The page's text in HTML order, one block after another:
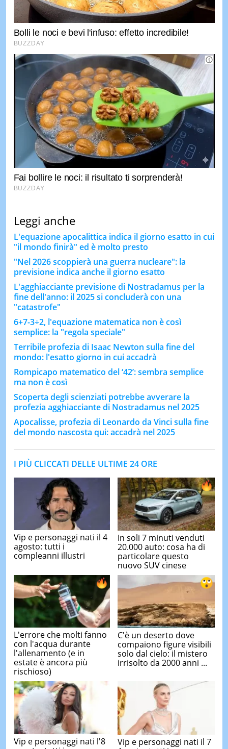
Leggi anche
L'equazione apocalittica indica il giorno esatto in cui
"il mondo finirà" ed è molto presto
"Nel 2026 scoppierà una guerra nucleare": la
previsione indica anche il giorno esatto
L'agghiacciante previsione di Nostradamus per la
fine dell'anno: il 2025 si concluderà con una
"catastrofe"
6+7-3÷2, l'equazione matematica non è così
semplice: la "regola speciale"
Terribile profezia di Isaac Newton sulla fine del
mondo: l'esatto giorno in cui accadrà
Rompicapo matematico del ‘42’: sembra semplice
ma non è così
Scoperta degli scienziati potrebbe avverare la
profezia agghiacciante di Nostradamus nel 2025
Apocalisse, profezia di Leonardo da Vinci sulla fine
del mondo nascosta qui: accadrà nel 2025
I PIÙ CLICCATI DELLE ULTIME 24 ORE
Vip e personaggi nati il 4
agosto: tutti i
compleanni illustri
In soli 7 minuti venduti
20.000 auto: cosa ha di
particolare questo
nuovo SUV cinese
L'errore che molti fanno
con l'acqua durante
l'allenamento (e in
estate è ancora più
rischioso)
C'è un deserto dove
compaiono figure visibili
solo dal cielo: il mistero
irrisolto da 2000 anni ...
Vip e personaggi nati l'8
Vip e personaggi nati il 7